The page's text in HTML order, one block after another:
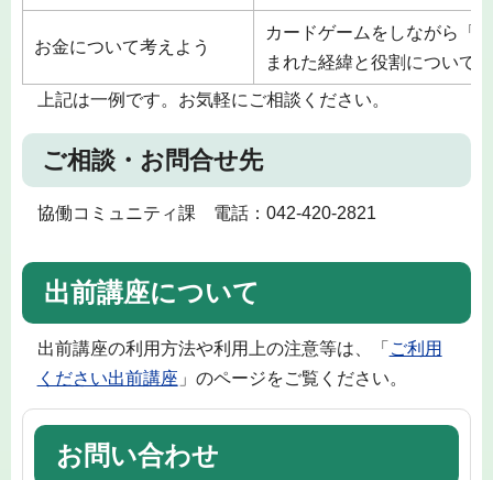
お金について考えよう
カードゲームをしながら「
まれた経緯と役割について
上記は一例です。お気軽にご相談ください。
ご相談・お問合せ先
協働コミュニティ課 電話：042-420-2821
出前講座について
出前講座の利用方法や利用上の注意等は、「 ご利用
ください出前講座 」のページをご覧ください。
お問い合わせ